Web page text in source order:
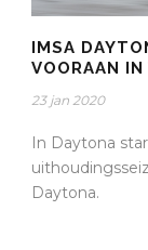
IMSA
VOORAAN IN
23 jan 2020
In Daytona
Daytona.